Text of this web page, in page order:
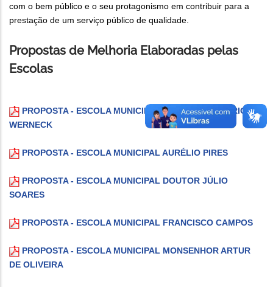
com o bem público e o seu protagonismo em contribuir para a
prestação de um serviço público de qualidade.
Propostas de Melhoria Elaboradas pelas
Escolas
PROPOSTA - ESCOLA MUNICIPAL PROFESSOR MARIO
WERNECK
PROPOSTA - ESCOLA MUNICIPAL AURÉLIO PIRES
PROPOSTA - ESCOLA MUNICIPAL DOUTOR JÚLIO
SOARES
PROPOSTA - ESCOLA MUNICIPAL FRANCISCO CAMPOS
PROPOSTA - ESCOLA MUNICIPAL MONSENHOR ARTUR
DE OLIVEIRA